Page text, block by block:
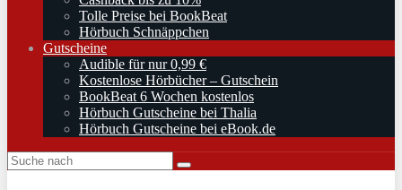
Tolle Preise bei BookBeat
Hörbuch Schnäppchen
Gutscheine
Audible für nur 0,99 €
Kostenlose Hörbücher – Gutschein
BookBeat 6 Wochen kostenlos
Hörbuch Gutscheine bei Thalia
Hörbuch Gutscheine bei eBook.de